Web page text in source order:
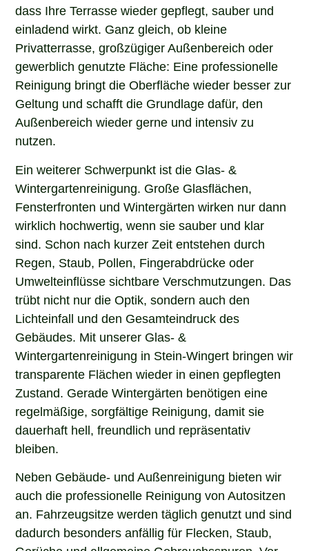
dass Ihre Terrasse wieder gepflegt, sauber und
einladend wirkt. Ganz gleich, ob kleine
Privatterrasse, großzügiger Außenbereich oder
gewerblich genutzte Fläche: Eine professionelle
Reinigung bringt die Oberfläche wieder besser zur
Geltung und schafft die Grundlage dafür, den
Außenbereich wieder gerne und intensiv zu
nutzen.
Ein weiterer Schwerpunkt ist die Glas- &
Wintergartenreinigung. Große Glasflächen,
Fensterfronten und Wintergärten wirken nur dann
wirklich hochwertig, wenn sie sauber und klar
sind. Schon nach kurzer Zeit entstehen durch
Regen, Staub, Pollen, Fingerabdrücke oder
Umwelteinflüsse sichtbare Verschmutzungen. Das
trübt nicht nur die Optik, sondern auch den
Lichteinfall und den Gesamteindruck des
Gebäudes. Mit unserer Glas- &
Wintergartenreinigung in Stein-Wingert bringen wir
transparente Flächen wieder in einen gepflegten
Zustand. Gerade Wintergärten benötigen eine
regelmäßige, sorgfältige Reinigung, damit sie
dauerhaft hell, freundlich und repräsentativ
bleiben.
Neben Gebäude- und Außenreinigung bieten wir
auch die professionelle Reinigung von Autositzen
an. Fahrzeugsitze werden täglich genutzt und sind
dadurch besonders anfällig für Flecken, Staub,